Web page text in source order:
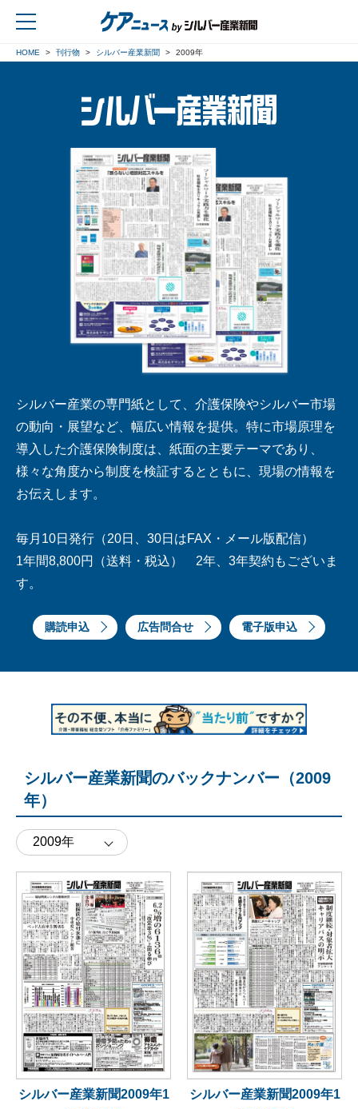
HOME 刊行物 シルバー産業新聞 2009年
シルバー産業の専門紙として、介護保険やシルバー市場
の動向・展望など、幅広い情報を提供。特に市場原理を
導入した介護保険制度は、紙面の主要テーマであり、
様々な角度から制度を検証するとともに、現場の情報を
お伝えします。
毎月10日発行（20日、30日はFAX・メール版配信）
1年間8,800円（送料・税込） 2年、3年契約もございま
す。
購読申込 広告問合せ 電子版申込
シルバー産業新聞のバックナンバー（2009
年）
シルバー産業新聞2009年1
シルバー産業新聞2009年1